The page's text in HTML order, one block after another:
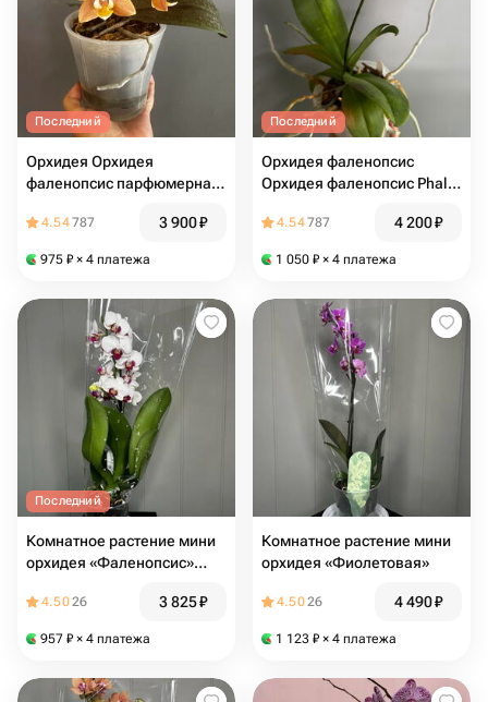
Последний
Орхидея Орхидея
фаленопсис парфюмерная
ароматная (цветёт)
4.54787 3 900₽
975 ₽ × 4 платежа
Последний
Орхидея фаленопсис
Орхидея фаленопсис Phal.
мутация бантик (цветёт)
4.54787 4 200₽
1 050 ₽ × 4 платежа
Последний
Комнатное растение мини
орхидея «Фаленопсис»
4.5026 3 825₽
957 ₽ × 4 платежа
Комнатное растение мини
орхидея «Фиолетовая»
4.5026 4 490₽
1 123 ₽ × 4 платежа